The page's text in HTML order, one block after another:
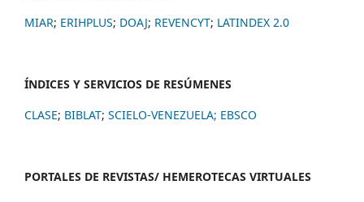
MIAR; ERIHPLUS; DOAJ; REVENCYT; LATINDEX 2.0
ÍNDICES Y SERVICIOS DE RESÚMENES
CLASE; BIBLAT; SCIELO-VENEZUELA; EBSCO
PORTALES DE REVISTAS/ HEMEROTECAS VIRTUALES